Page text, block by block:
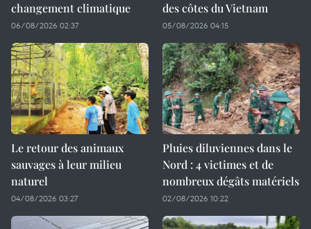
changement climatique
06/08/2026 02:37
des côtes du Vietnam
05/08/2026 04:15
Le retour des animaux
sauvages à leur milieu
naturel
04/08/2026 03:27
Pluies diluviennes dans le
Nord : 4 victimes et de
nombreux dégâts matériels
02/08/2026 10:22